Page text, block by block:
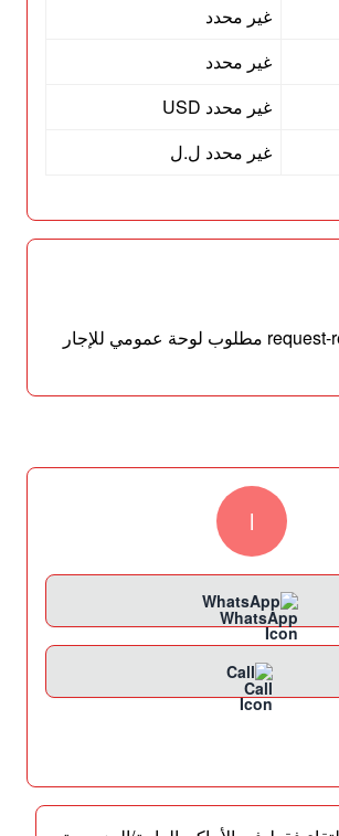
غير محدد
غير محدد
غير محدد USD
غير محدد ل.ل
طلب • request-rent-plate مطلوب لوحة عمومي للإجار
l
WhatsApp
Call